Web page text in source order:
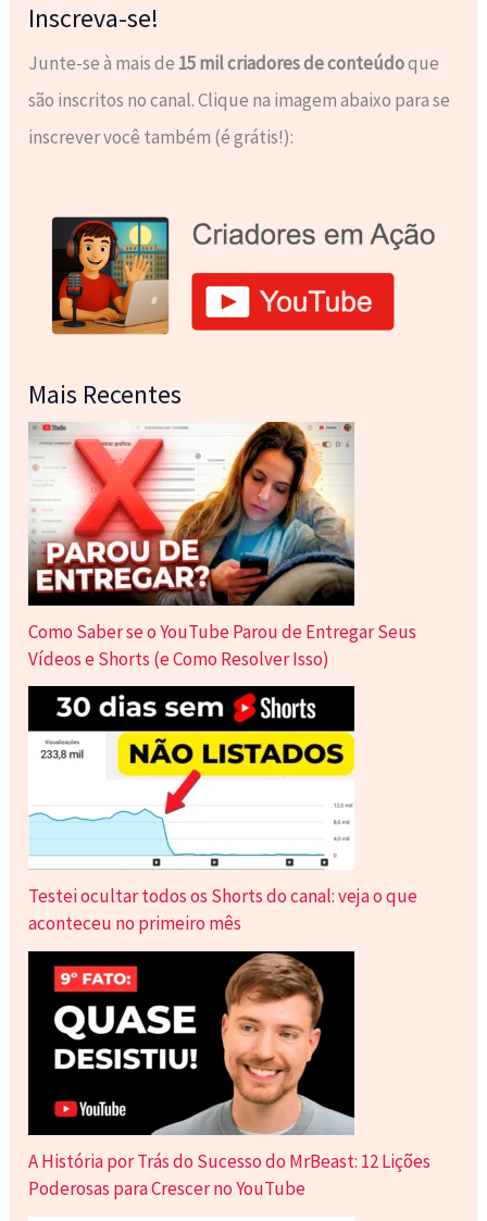
Inscreva-se!
Junte-se à mais de 15 mil criadores de conteúdoque
são inscritos no canal. Clique na imagem abaixo para se
inscrever você também (é grátis!):
Mais Recentes
Como Saber se o YouTube Parou de Entregar Seus
Vídeos e Shorts (e Como Resolver Isso)
Testei ocultar todos os Shorts do canal: veja o que
aconteceu no primeiro mês
A História por Trás do Sucesso do MrBeast: 12 Lições
Poderosas para Crescer no YouTube